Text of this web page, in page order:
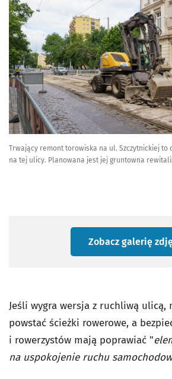
Trwający remont torowiska na ul. Szczytnickiej to
na tej ulicy. Planowana jest jej gruntowna
Zobacz galerię
Jeśli wygra wersja z ruchliwą ulicą,
powstać ścieżki rowerowe, a
i rowerzystów mają poprawiać "
na uspokojenie ruchu